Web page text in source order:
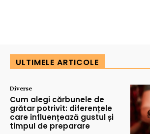
ULTIMELE ARTICOLE
Diverse
Cum alegi cărbunele de
grătar potrivit: diferențele
care influențează gustul și
timpul de preparare